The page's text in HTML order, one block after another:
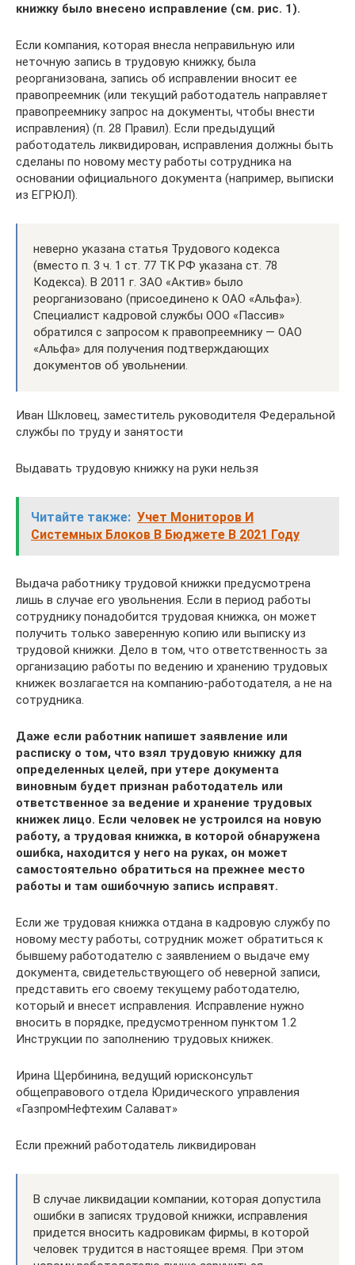
книжку было внесено исправление (см. рис. 1).
Если компания, которая внесла неправильную или
неточную запись в трудовую книжку, была
реорганизована, запись об исправлении вносит ее
правопреемник (или текущий работодатель направляет
правопреемнику запрос на документы, чтобы внести
исправления) (п. 28 Правил). Если предыдущий
работодатель ликвидирован, исправления должны быть
сделаны по новому месту работы сотрудника на
основании официального документа (например, выписки
из ЕГРЮЛ).
неверно указана статья Трудового кодекса
(вместо п. 3 ч. 1 ст. 77 ТК РФ указана ст. 78
Кодекса). В 2011 г. ЗАО «Актив» было
реорганизовано (присоединено к ОАО «Альфа»).
Специалист кадровой службы ООО «Пассив»
обратился с запросом к правопреемнику — ОАО
«Альфа» для получения подтверждающих
документов об увольнении.
Иван Шкловец, заместитель руководителя Федеральной
службы по труду и занятости
Выдавать трудовую книжку на руки нельзя
Читайте также: Учет Мониторов И
Системных Блоков В Бюджете В 2021 Году
Выдача работнику трудовой книжки предусмотрена
лишь в случае его увольнения. Если в период работы
сотруднику понадобится трудовая книжка, он может
получить только заверенную копию или выписку из
трудовой книжки. Дело в том, что ответственность за
организацию работы по ведению и хранению трудовых
книжек возлагается на компанию-работодателя, а не на
сотрудника.
Даже если работник напишет заявление или
расписку о том, что взял трудовую книжку для
определенных целей, при утере документа
виновным будет признан работодатель или
ответственное за ведение и хранение трудовых
книжек лицо. Если человек не устроился на новую
работу, а трудовая книжка, в которой обнаружена
ошибка, находится у него на руках, он может
самостоятельно обратиться на прежнее место
работы и там ошибочную запись исправят.
Если же трудовая книжка отдана в кадровую службу по
новому месту работы, сотрудник может обратиться к
бывшему работодателю с заявлением о выдаче ему
документа, свидетельствующего об неверной записи,
представить его своему текущему работодателю,
который и внесет исправления. Исправление нужно
вносить в порядке, предусмотренном пунктом 1.2
Инструкции по заполнению трудовых книжек.
Ирина Щербинина, ведущий юрисконсульт
общеправового отдела Юридического управления
«ГазпромНефтехим Салават»
Если прежний работодатель ликвидирован
В случае ликвидации компании, которая допустила
ошибки в записях трудовой книжки, исправления
придется вносить кадровикам фирмы, в которой
человек трудится в настоящее время. При этом